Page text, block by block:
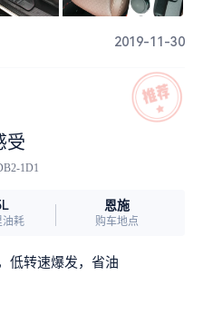
2019-11-30
受
1D1
油耗
恩施
购车地点
低转速爆发，省油